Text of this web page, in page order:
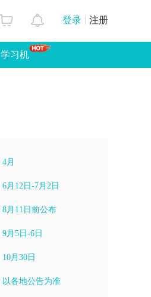
登录 注册
学习机
4月
6月12日-7月2日
8月11日前公布
9月5日-6日
10月30日
以各地公告为准